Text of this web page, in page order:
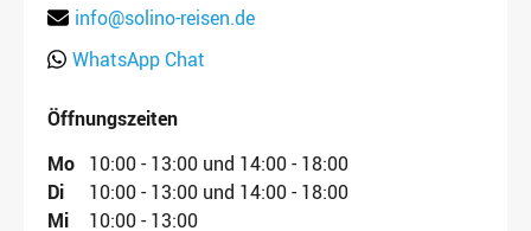
info@solino-reisen.de
WhatsApp Chat
Öffnungszeiten
Mo 10:00 - 13:00 und 14:00 - 18:00
Di
10:00 - 13:00 und 14:00 - 18:00
Mi
10:00 - 13:00